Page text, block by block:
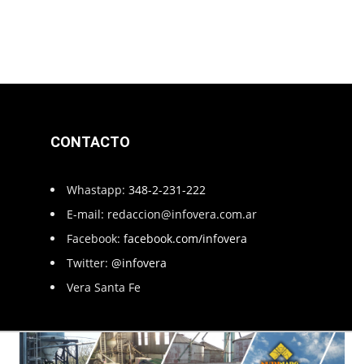
CONTACTO
Whastapp: 348-2-231-222
E-mail: redaccion@infovera.com.ar
Facebook: facebook.com/infovera
Twitter: @infovera
Vera Santa Fe